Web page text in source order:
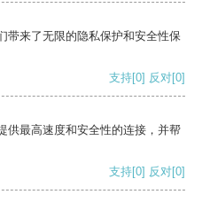
带来了无限的隐私保护和安全性保
支持[0] 反对[0]
供最高速度和安全性的连接，并帮
支持[0] 反对[0]